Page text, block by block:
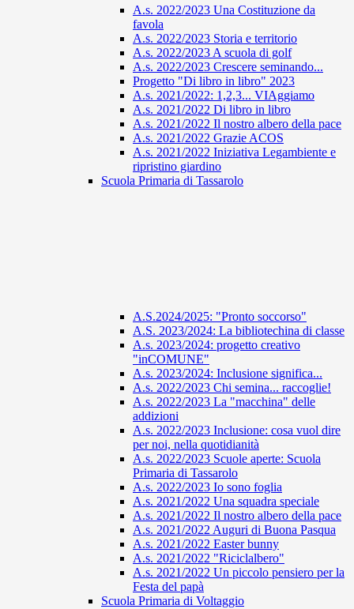
A.s. 2022/2023 Una Costituzione da
favola
A.s. 2022/2023 Storia e territorio
A.s. 2022/2023 A scuola di golf
A.s. 2022/2023 Crescere seminando...
Progetto "Di libro in libro" 2023
A.s. 2021/2022: 1,2,3... VIAggiamo
A.s. 2021/2022 Di libro in libro
A.s. 2021/2022 Il nostro albero della pace
A.s. 2021/2022 Grazie ACOS
A.s. 2021/2022 Iniziativa Legambiente e
ripristino giardino
Scuola Primaria di Tassarolo
A.S.2024/2025: "Pronto soccorso"
A.S. 2023/2024: La bibliotechina di classe
A.s. 2023/2024: progetto creativo
"inCOMUNE"
A.s. 2023/2024: Inclusione significa...
A.s. 2022/2023 Chi semina... raccoglie!
A.s. 2022/2023 La "macchina" delle
addizioni
A.s. 2022/2023 Inclusione: cosa vuol dire
per noi, nella quotidianità
A.s. 2022/2023 Scuole aperte: Scuola
Primaria di Tassarolo
A.s. 2022/2023 Io sono foglia
A.s. 2021/2022 Una squadra speciale
A.s. 2021/2022 Il nostro albero della pace
A.s. 2021/2022 Auguri di Buona Pasqua
A.s. 2021/2022 Easter bunny
A.s. 2021/2022 "Riciclalbero"
A.s. 2021/2022 Un piccolo pensiero per la
Festa del papà
Scuola Primaria di Voltaggio